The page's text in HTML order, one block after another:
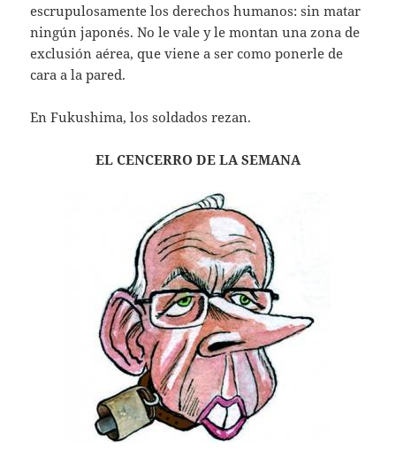
escrupulosamente los derechos humanos: sin matar
ningún japonés. No le vale y le montan una zona de
exclusión aérea, que viene a ser como ponerle de
cara a la pared.
En Fukushima, los soldados rezan.
EL CENCERRO DE LA SEMANA